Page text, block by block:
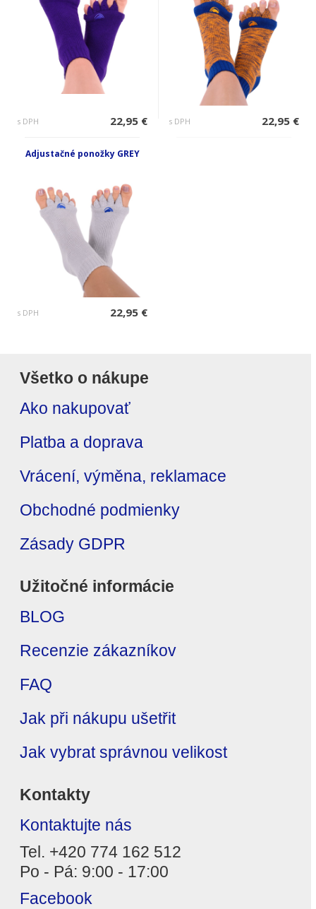
s DPH 22,95 € s DPH 22,95 €
Adjustačné ponožky GREY
s DPH 22,95 €
Všetko o nákupe
Ako nakupovať
Platba a doprava
Vrácení, výměna, reklamace
Obchodné podmienky
Zásady GDPR
Užitočné informácie
BLOG
Recenzie zákazníkov
FAQ
Jak při nákupu ušetřit
Jak vybrat správnou velikost
Kontakty
Kontaktujte nás
Tel. +420 774 162 512
Po - Pá: 9:00 - 17:00
Facebook